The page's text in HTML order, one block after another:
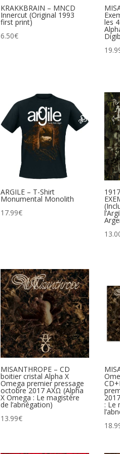
KRAKKBRAIN – MNCD
Innercut (Original 1993
first print)
6.50€
les
ARGILE – T-Shirt
Monumental Monolith
17.99€
MISANTHROPE – CD
boitier cristal Alpha X
Omega premier pressage
octobre 2017 ΑXΩ (Alpha
X Omega : Le magistère
de l’abnégation)
13.99€
: Le